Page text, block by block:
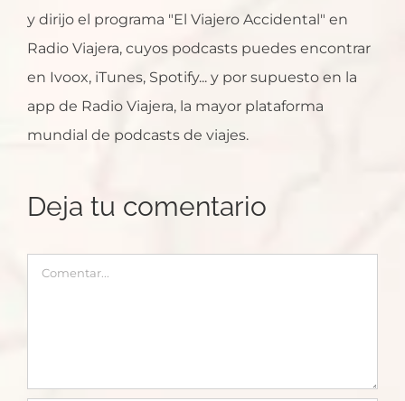
y dirijo el programa "El Viajero Accidental" en
Radio Viajera, cuyos podcasts puedes encontrar
en Ivoox, iTunes, Spotify... y por supuesto en la
app de Radio Viajera, la mayor plataforma
mundial de podcasts de viajes.
Deja tu comentario
Comentar